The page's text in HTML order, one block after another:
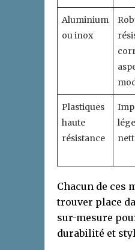
Aluminium
ou inox
Plastiques
haute
résistance
Chacun de ces
trouver place
sur-mesure
durabilité et